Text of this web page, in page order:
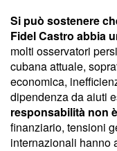
Si può sostenere
Fidel Castro abbia
molti osservatori
cubana attuale,
economica,
dipendenza da aiuti
responsabilità non
finanziario, tensioni
internazionali hanno